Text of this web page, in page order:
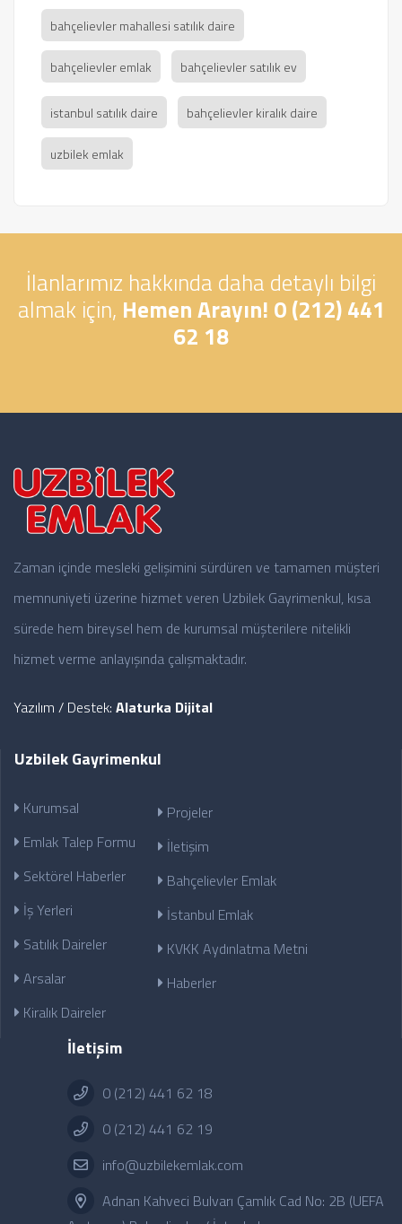
bahçelievler mahallesi satılık daire
bahçelievler emlak bahçelievler satılık ev
istanbul satılık daire bahçelievler kiralık daire
uzbilek emlak
İlanlarımız hakkında daha detaylı bilgi
almak için, Hemen Arayın! 0 (212) 441
62 18
Zaman içinde mesleki gelişimini sürdüren ve tamamen müşteri
memnuniyeti üzerine hizmet veren Uzbilek Gayrimenkul, kısa
sürede hem bireysel hem de kurumsal müşterilere nitelikli
hizmet verme anlayışında çalışmaktadır.
Yazılım / Destek: Alaturka Dijital
Uzbilek Gayrimenkul
Kurumsal
Emlak Talep Formu
Sektörel Haberler
İş Yerleri
Satılık Daireler
Arsalar
Kiralık Daireler
Projeler
İletişim
Bahçelievler Emlak
İstanbul Emlak
KVKK Aydınlatma Metni
Haberler
İletişim
0 (212) 441 62 18
0 (212) 441 62 19
info@uzbilekemlak.com
Adnan Kahveci Bulvarı Çamlık Cad No: 2B (UEFA